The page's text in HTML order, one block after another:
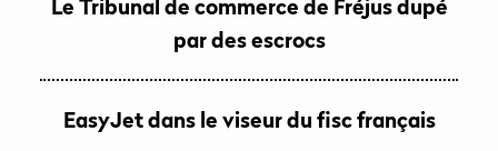
Le Tribunal de commerce de Fréjus dupé
par des escrocs
EasyJet dans le viseur du fisc français